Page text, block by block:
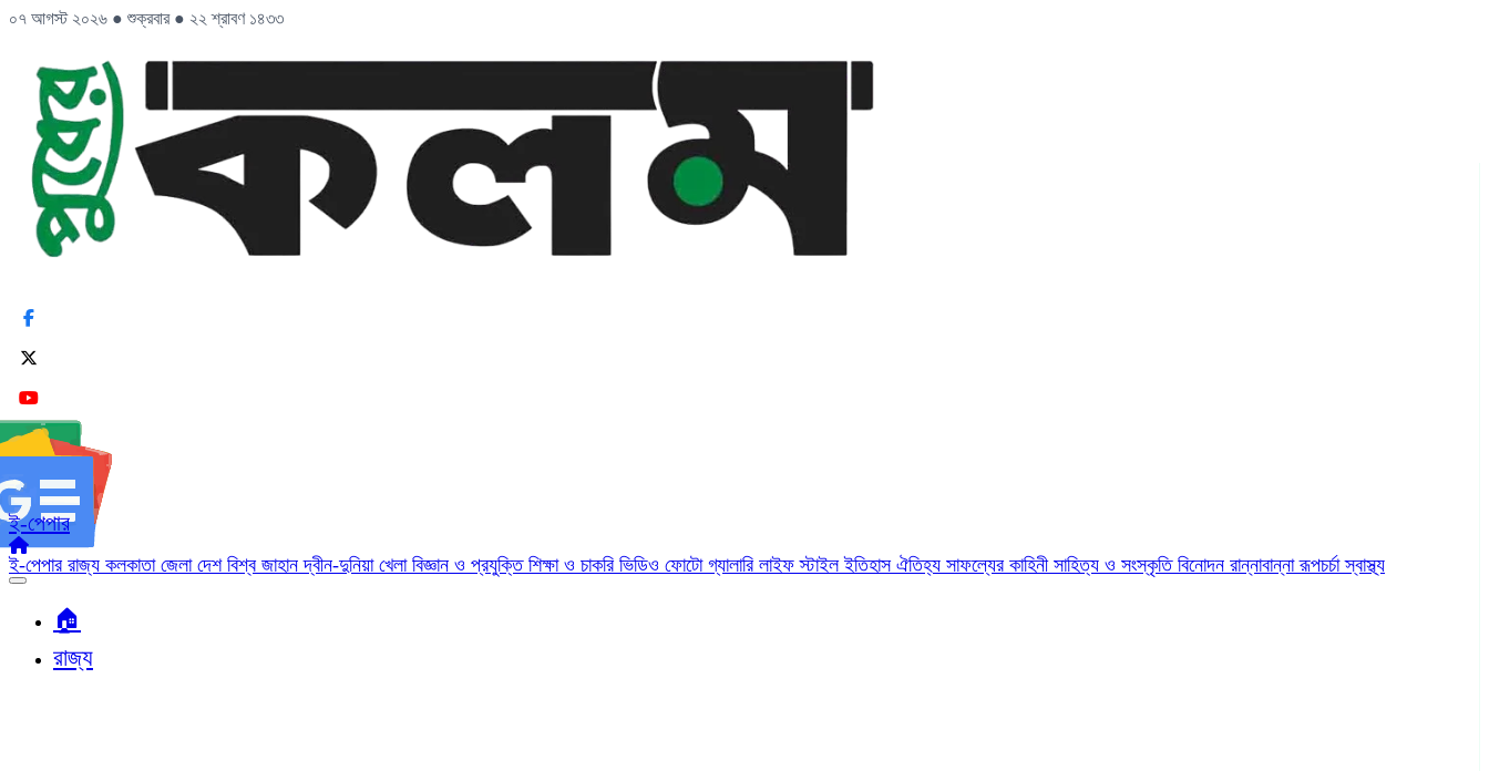
০৭ আগস্ট ২০২৬ ● শুক্রবার ● ২২ শ্রাবণ ১৪৩৩
ই-পেপার
ই-পেপার রাজ্য কলকাতা জেলা দেশ বিশ্ব জাহানদ্বীন-দুনিয়া খেলা বিজ্ঞান ও প্রযুক্তি শিক্ষা ও চাকরি ভিডিও ফোটো গ্যালারি লাইফ স্টাইলইতিহাস ঐতিহ্য সাফল্যের কাহিনী সাহিত্য ও সংস্কৃতি বিনোদন রান্নাবান্নারূপচর্চাস্বাস্থ্য
🏠︎
রাজ্য